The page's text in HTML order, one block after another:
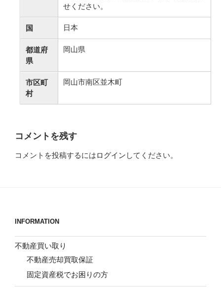
せください。
国 日本
都道府
県
岡山県
市区町
村
岡山市南区並木町
コメントを残す
コメントを投稿するにはログイン してください。
INFORMATION
不動産買い取り
不動産売却買取保証
固定資産税でお困りの方